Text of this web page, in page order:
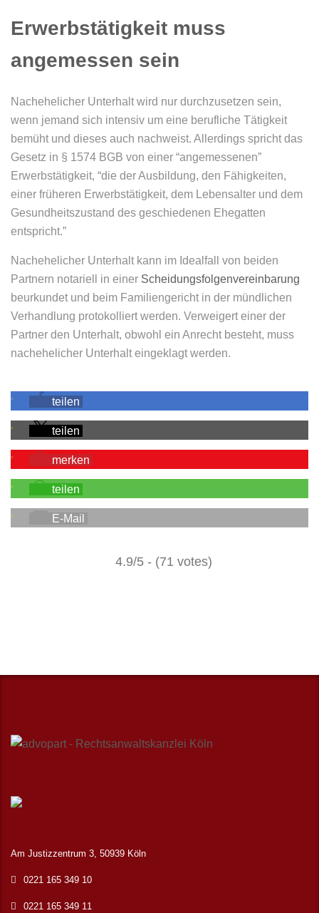
Erwerbstätigkeit muss
angemessen sein
Nachehelicher Unterhalt wird nur durchzusetzen sein,
wenn jemand sich intensiv um eine berufliche Tätigkeit
bemüht und dieses auch nachweist. Allerdings spricht das
Gesetz in § 1574 BGB von einer “angemessenen”
Erwerbstätigkeit, “die der Ausbildung, den Fähigkeiten,
einer früheren Erwerbstätigkeit, dem Lebensalter und dem
Gesundheitszustand des geschiedenen Ehegatten
entspricht.”
Nachehelicher Unterhalt kann im Idealfall von beiden
Partnern notariell in einer Scheidungsfolgenvereinbarung
beurkundet und beim Familiengericht in der mündlichen
Verhandlung protokolliert werden. Verweigert einer der
Partner den Unterhalt, obwohl ein Anrecht besteht, muss
nachehelicher Unterhalt eingeklagt werden.
teilen
teilen
merken
teilen
E-Mail
4.9/5 - (71 votes)
Am Justizzentrum 3, 50939 Köln
0221 165 349 10
0221 165 349 11